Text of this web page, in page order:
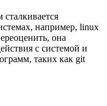
например, linux
она
с системой и
таких как git